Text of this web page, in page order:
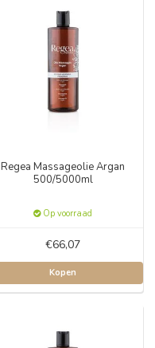
Regea Massageolie Argan
500/5000ml
Op voorraad
€66,07
Kopen